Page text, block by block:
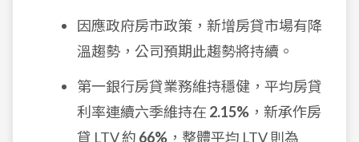
因應政府房市政策，新增房貸市場有降
溫趨勢，公司預期此趨勢將持續。
第一銀行房貸業務維持穩健，平均房貸
利率連續六季維持在 2.15% ，新承作房
貸 LTV 約 66% ，整體平均 LTV 則為